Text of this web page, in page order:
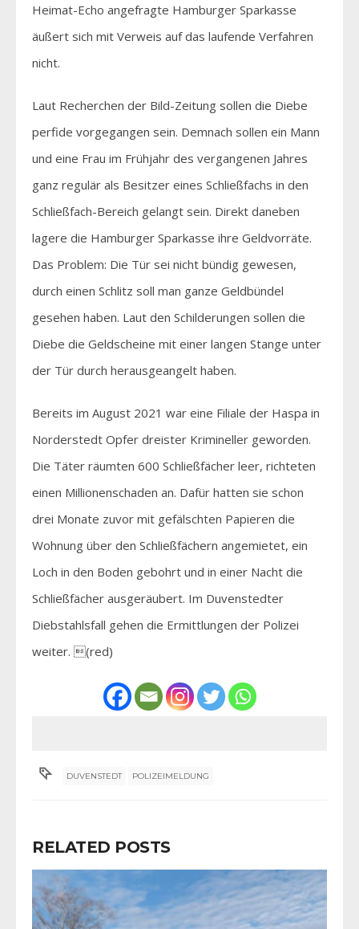
Heimat-Echo angefragte Hamburger Sparkasse
äußert sich mit Verweis auf das laufende Verfahren
nicht.
Laut Recherchen der Bild-Zeitung sollen die Diebe
perfide vorgegangen sein. Demnach sollen ein Mann
und eine Frau im Frühjahr des vergangenen Jahres
ganz regulär als Besitzer eines Schließfachs in den
Schließfach-Bereich gelangt sein. Direkt daneben
lagere die Hamburger Sparkasse ihre Geldvorräte.
Das Problem: Die Tür sei nicht bündig gewesen,
durch einen Schlitz soll man ganze Geldbündel
gesehen haben. Laut den Schilderungen sollen die
Diebe die Geldscheine mit einer langen Stange unter
der Tür durch herausgeangelt haben.
Bereits im August 2021 war eine Filiale der Haspa in
Norderstedt Opfer dreister Krimineller geworden.
Die Täter räumten 600 Schließfächer leer, richteten
einen Millionenschaden an. Dafür hatten sie schon
drei Monate zuvor mit gefälschten Papieren die
Wohnung über den Schließfächern angemietet, ein
Loch in den Boden gebohrt und in einer Nacht die
Schließfächer ausgeräubert. Im Duvenstedter
Diebstahlsfall gehen die Ermittlungen der Polizei
weiter. (red)
DUVENSTEDT POLIZEIMELDUNG
RELATED POSTS